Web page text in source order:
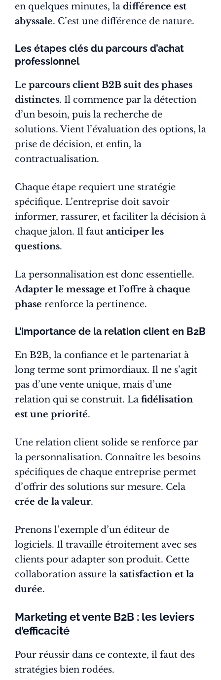
en quelques minutes, la différence est
abyssale. C’est une différence de nature.
Les étapes clés du parcours d’achat
professionnel
Le parcours client B2B suit des phases
distinctes. Il commence par la détection
d’un besoin, puis la recherche de
solutions. Vient l’évaluation des options, la
prise de décision, et enfin, la
contractualisation.
Chaque étape requiert une stratégie
spécifique. L’entreprise doit savoir
informer, rassurer, et faciliter la décision à
chaque jalon. Il faut anticiper les
questions.
La personnalisation est donc essentielle.
Adapter le message et l’offre à chaque
phase renforce la pertinence.
L’importance de la relation client en B2B
En B2B, la confiance et le partenariat à
long terme sont primordiaux. Il ne s’agit
pas d’une vente unique, mais d’une
relation qui se construit. La fidélisation
est une priorité.
Une relation client solide se renforce par
la personnalisation. Connaître les besoins
spécifiques de chaque entreprise permet
d’offrir des solutions sur mesure. Cela
crée de la valeur.
Prenons l’exemple d’un éditeur de
logiciels. Il travaille étroitement avec ses
clients pour adapter son produit. Cette
collaboration assure la satisfaction et la
durée.
Marketing et vente B2B : les leviers
d’efficacité
Pour réussir dans ce contexte, il faut des
stratégies bien rodées.